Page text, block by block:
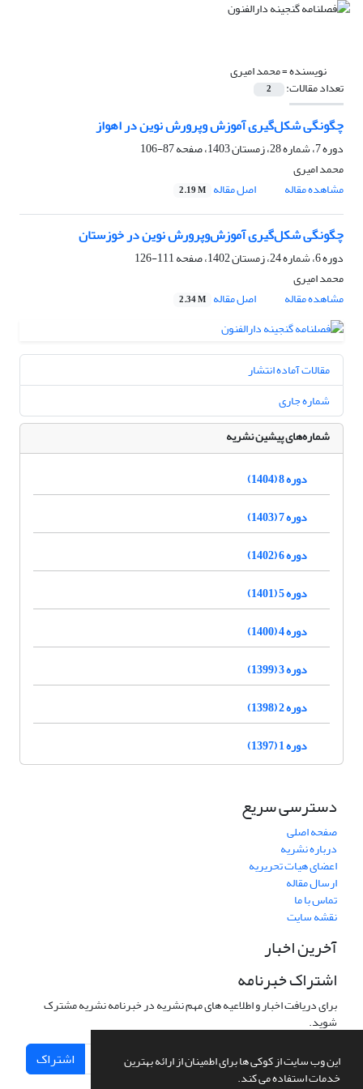
این وب سایت از کوکی ها برای اطمینان از ارائه بهترین
خدمات استفاده می کند.
نویسنده =محمد امیری
تعداد مقالات: 2
چگونگی شکل‌گیری آموزش وپرورش نوین در اهواز
دوره 7، شماره 28، زمستان 1403، صفحه
87-106
محمد امیری
مشاهده مقاله
اصل مقاله 2.19 M
چگونگی شکل‌گیری آموزش‌وپرورش نوین در خوزستان
دوره 6، شماره 24، زمستان 1402، صفحه
111-126
محمد امیری
مشاهده مقاله
اصل مقاله 2.34 M
مقالات آماده انتشار
شماره جاری
شماره‌های پیشین نشریه
دوره 8 (1404)
دوره 7 (1403)
دوره 6 (1402)
دوره 5 (1401)
دوره 4 (1400)
دوره 3 (1399)
دوره 2 (1398)
دوره 1 (1397)
دسترسی سریع
صفحه اصلی
درباره نشریه
اعضای هیات تحریریه
ارسال مقاله
تماس با ما
نقشه سایت
آخرین اخبار
اشتراک خبرنامه
برای دریافت اخبار و اطلاعیه های مهم نشریه در خبرنامه نشریه مشترک
شوید.
اشتراک